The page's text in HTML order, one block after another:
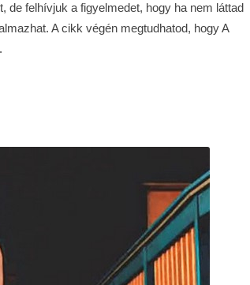
de felhívjuk a figyelmedet, hogy ha nem láttad
A cikk végén megtudhatod, hogy A